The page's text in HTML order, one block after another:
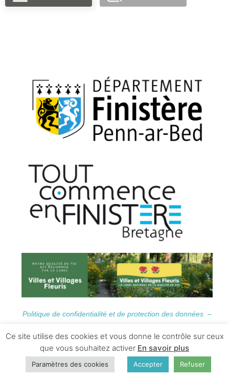
Politique de confidentialité et de protection des données –
Informations Légales
Ce site utilise des cookies et vous donne le contrôle sur ceux
que vous souhaitez activer En savoir plus
Paramètres des cookies Accepter Refuser